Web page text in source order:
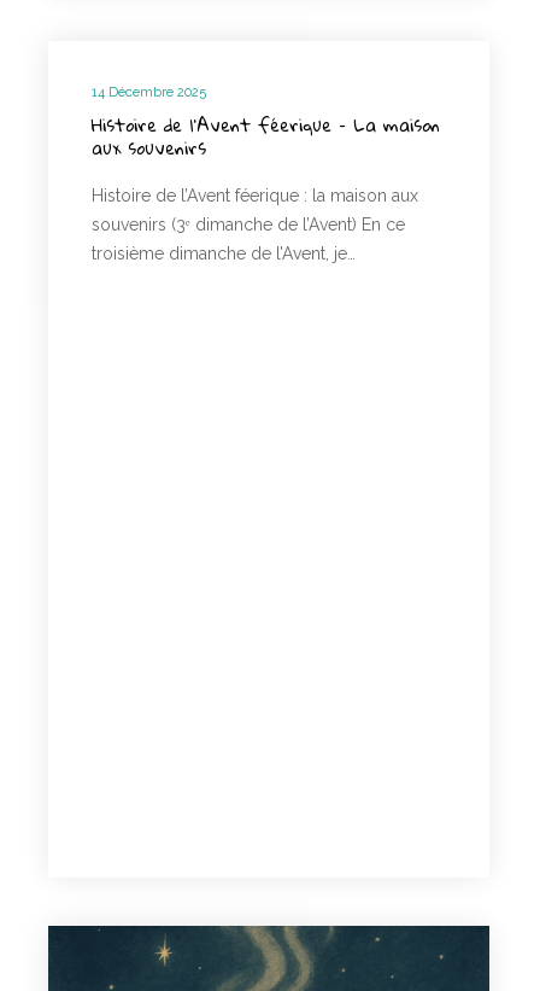
14 Décembre 2025
Histoire de l’Avent féerique – La maison
aux souvenirs
Histoire de l’Avent féerique : la maison aux
souvenirs (3ᵉ dimanche de l’Avent) En ce
troisième dimanche de l’Avent, je…